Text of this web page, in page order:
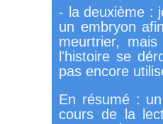
- la deuxième :
un embryon
meurtrier,
l'histoire se
pas encore
En résumé :
cours de la